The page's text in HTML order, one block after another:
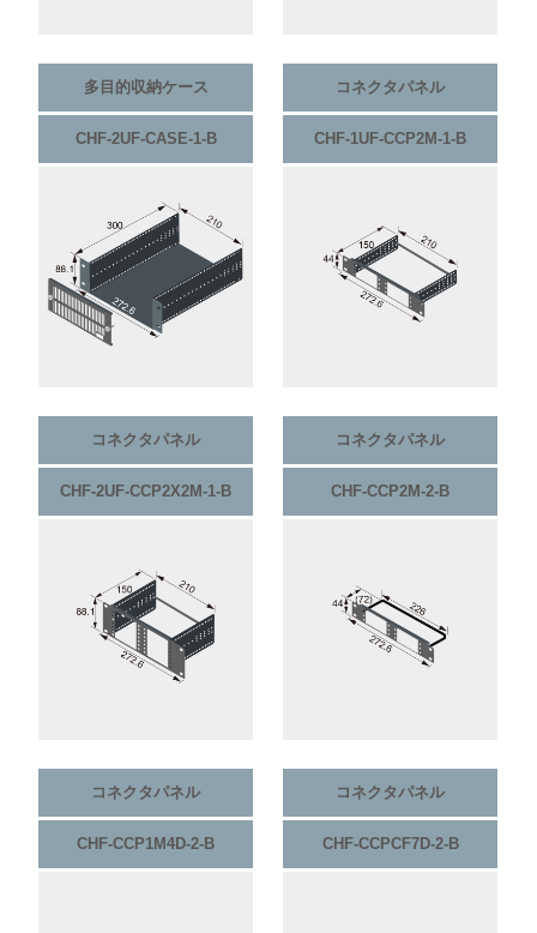
多目的収納ケース
CHF-2UF-CASE-1-B
コネクタパネル
CHF-1UF-CCP2M-1-B
コネクタパネル
CHF-2UF-CCP2X2M-1-B
コネクタパネル
CHF-CCP2M-2-B
コネクタパネル
CHF-CCP1M4D-2-B
コネクタパネル
CHF-CCPCF7D-2-B